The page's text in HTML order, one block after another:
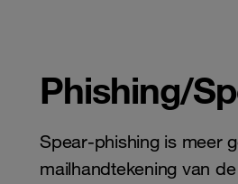
Phishing/
Spear-phishing is meer
mailhandtekening van